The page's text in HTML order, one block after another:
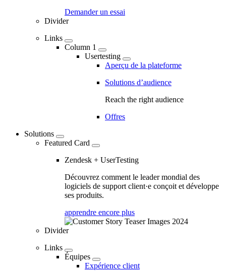
navigation
Demander un essai
Divider
Links
Column 1
Usertesting
Aperçu de la plateforme
Solutions d’audience
Reach the right audience
Offres
Solutions
Featured Card
Zendesk + UserTesting
Découvrez comment le leader mondial des
logiciels de support client·e conçoit et développe
ses produits.
apprendre encore plus
Divider
Links
Équipes
Expérience client